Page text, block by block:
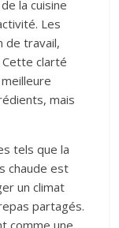
la cuisine
Les
de travail,
Cette clarté
mais
tels que la
chaude est
un climat
partagés.